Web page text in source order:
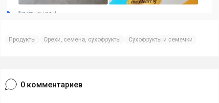
Продукты Орехи, семена, сухофрукты Сухофрукты и семечки
0 комментариев